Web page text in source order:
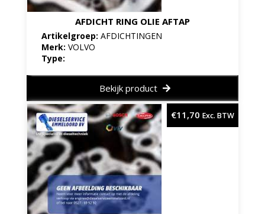
AFDICHT RING OLIE AFTAP
Artikelgroep: AFDICHTINGEN
Merk: VOLVO
Type:
Bekijk product
€11,70 Exc. BTW